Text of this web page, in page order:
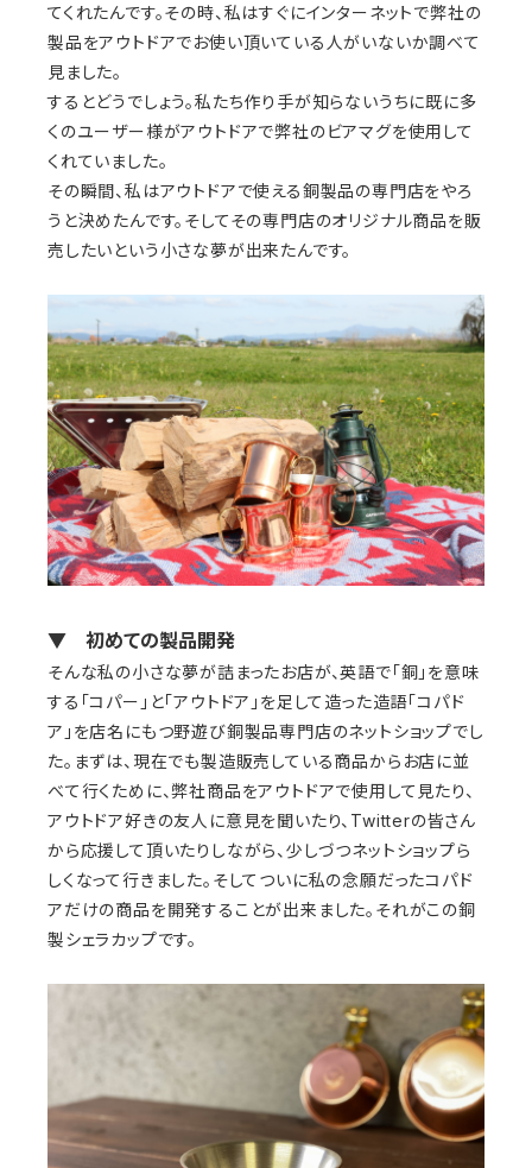
てくれたんです。その時、私はすぐにインターネットで弊社の
製品をアウトドアでお使い頂いている人がいないか調べて
見ました。
するとどうでしょう。私たち作り手が知らないうちに既に多
くのユーザー様がアウトドアで弊社のビアマグを使用して
くれていました。
その瞬間、私はアウトドアで使える銅製品の専門店をやろ
うと決めたんです。そしてその専門店のオリジナル商品を販
売したいという小さな夢が出来たんです。
▼ 初めての製品開発
そんな私の小さな夢が詰まったお店が、英語で「銅」を意味
する「コパー」と「アウトドア」を足して造った造語「コパド
ア」を店名にもつ野遊び銅製品専門店のネットショップでし
た。まずは、現在でも製造販売している商品からお店に並
べて行くために、弊社商品をアウトドアで使用して見たり、
アウトドア好きの友人に意見を聞いたり、Twitterの皆さん
から応援して頂いたりしながら、少しづつネットショップら
しくなって行きました。そしてついに私の念願だったコパド
アだけの商品を開発することが出来ました。それがこの銅
製シェラカップです。